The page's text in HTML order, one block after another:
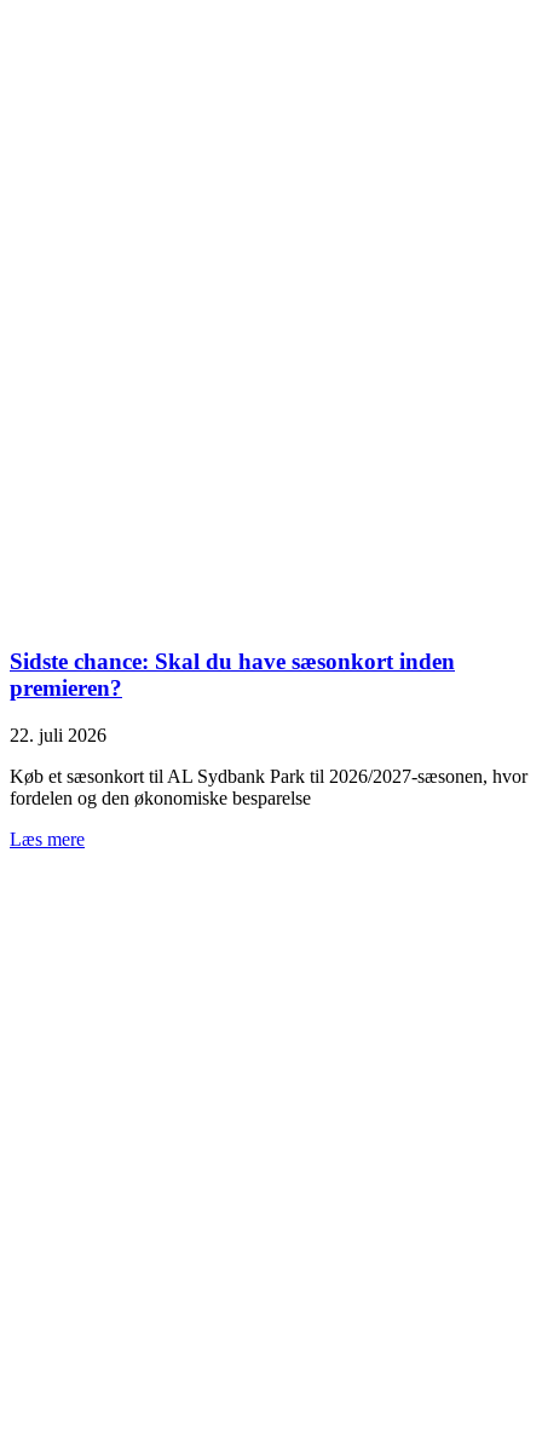
Sidste chance: Skal du have sæsonkort inden
premieren?
22. juli 2026
Køb et sæsonkort til AL Sydbank Park til 2026/2027-sæsonen, hvor
fordelen og den økonomiske besparelse
Læs mere